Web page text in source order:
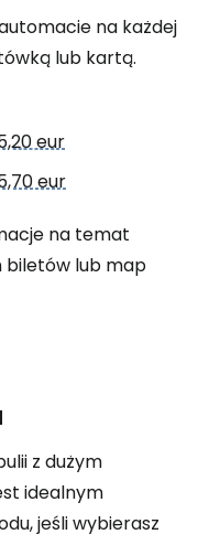
na każdej
lub kartą.
eur
eur
na temat
biletów lub map
z dużym
idealnym
jeśli wybierasz